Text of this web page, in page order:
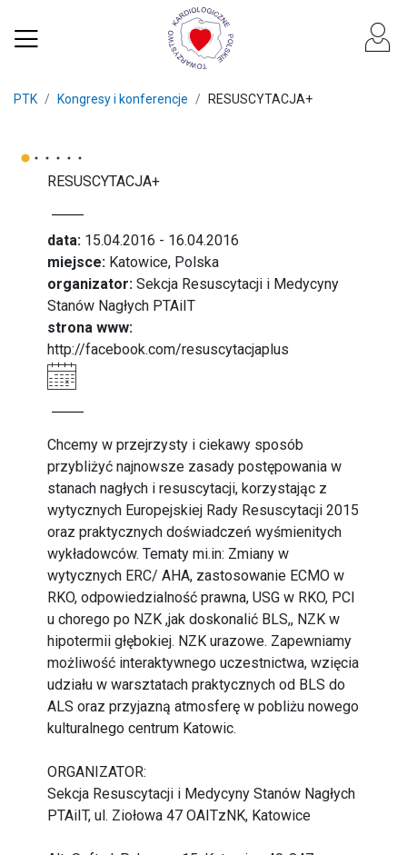
PTK Kongresy i konferencje RESUSCYTACJA+
RESUSCYTACJA+
data: 15.04.2016 - 16.04.2016
miejsce: Katowice, Polska
organizator: Sekcja Resuscytacji i Medycyny
Stanów Nagłych PTAiIT
strona www:
http://facebook.com/resuscytacjaplus
Chcemy w przejrzysty i ciekawy sposób
przybliżyć najnowsze zasady postępowania w
stanach nagłych i resuscytacji, korzystając z
wytycznych Europejskiej Rady Resuscytacji 2015
oraz praktycznych doświadczeń wyśmienitych
wykładowców. Tematy mi.in: Zmiany w
wytycznych ERC/ AHA, zastosowanie ECMO w
RKO, odpowiedzialność prawna, USG w RKO, PCI
u chorego po NZK ,jak doskonalić BLS,, NZK w
hipotermii głębokiej. NZK urazowe. Zapewniamy
możliwość interaktywnego uczestnictwa, wzięcia
udziału w warsztatach praktycznych od BLS do
ALS oraz przyjazną atmosferę w pobliżu nowego
kulturalnego centrum Katowic.
ORGANIZATOR:
Sekcja Resuscytacji i Medycyny Stanów Nagłych
PTAiIT, ul. Ziołowa 47 OAITzNK, Katowice